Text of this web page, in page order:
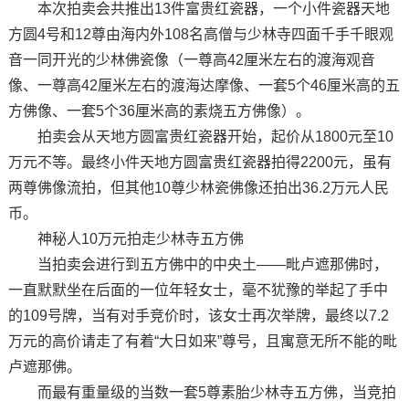
本次拍卖会共推出13件富贵红瓷器，一个小件瓷器天地
方圆4号和12尊由海内外108名高僧与少林寺四面千手千眼观
音一同开光的少林佛瓷像（一尊高42厘米左右的渡海观音
像、一尊高42厘米左右的渡海达摩像、一套5个46厘米高的五
方佛像、一套5个36厘米高的素烧五方佛像）。
拍卖会从天地方圆富贵红瓷器开始，起价从1800元至10
万元不等。最终小件天地方圆富贵红瓷器拍得2200元，虽有
两尊佛像流拍，但其他10尊少林瓷佛像还拍出36.2万元人民
币。
神秘人10万元拍走少林寺五方佛
当拍卖会进行到五方佛中的中央土——毗卢遮那佛时，
一直默默坐在后面的一位年轻女士，毫不犹豫的举起了手中
的109号牌，当有对手竞价时，该女士再次举牌，最终以7.2
万元的高价请走了有着“大日如来”尊号，且寓意无所不能的毗
卢遮那佛。
而最有重量级的当数一套5尊素胎少林寺五方佛，当竞拍